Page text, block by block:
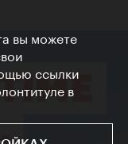
вы можете
ссылки
в